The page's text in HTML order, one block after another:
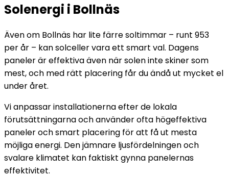
Solenergi i Bollnäs
Även om Bollnäs har lite färre soltimmar – runt 953
per år – kan solceller vara ett smart val. Dagens
paneler är effektiva även när solen inte skiner som
mest, och med rätt placering får du ändå ut mycket el
under året.
Vi anpassar installationerna efter de lokala
förutsättningarna och använder ofta högeffektiva
paneler och smart placering för att få ut mesta
möjliga energi. Den jämnare ljusfördelningen och
svalare klimatet kan faktiskt gynna panelernas
effektivitet.